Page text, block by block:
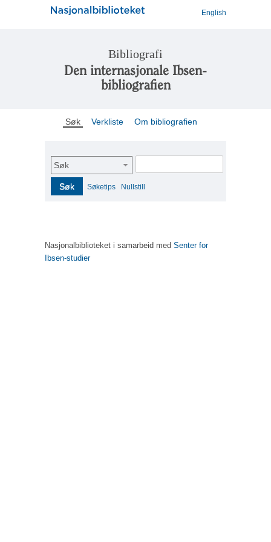
English
Bibliografi
Den internasjonale Ibsen-
bibliografien
Søk Verkliste Om bibliografien
Søk
Søk Søketips Nullstill
Nasjonalbiblioteket i samarbeid med Senter for
Ibsen-studier